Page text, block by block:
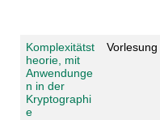
Komplexitätst
heorie, mit
Anwendunge
n in der
Kryptographi
e
Vorlesung